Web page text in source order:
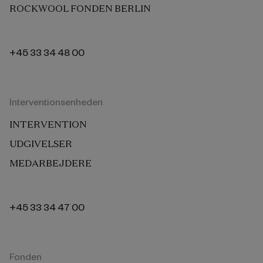
ROCKWOOL FONDEN BERLIN
+45 33 34 48 00
Interventionsenheden
INTERVENTION
UDGIVELSER
MEDARBEJDERE
+45 33 34 47 00
Fonden